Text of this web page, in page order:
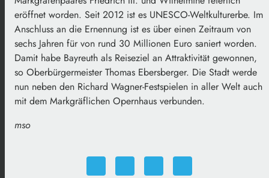
eröffnet worden. Seit 2012 ist es UNESCO-Weltkulturerbe. Im
Anschluss an die Ernennung ist es über einen Zeitraum von
sechs Jahren für von rund 30 Millionen Euro saniert worden.
Damit habe Bayreuth als Reiseziel an Attraktivität gewonnen,
so Oberbürgermeister Thomas Ebersberger. Die Stadt werde
nun neben den Richard Wagner-Festspielen in aller Welt auch
mit dem Markgräflichen Opernhaus verbunden.
mso